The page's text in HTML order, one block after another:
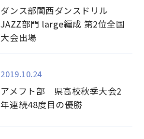
ダンス部関西ダンスドリル
JAZZ部門 large編成 第2位全国
大会出場
2019.10.24
アメフト部 県高校秋季大会2
年連続48度目の優勝